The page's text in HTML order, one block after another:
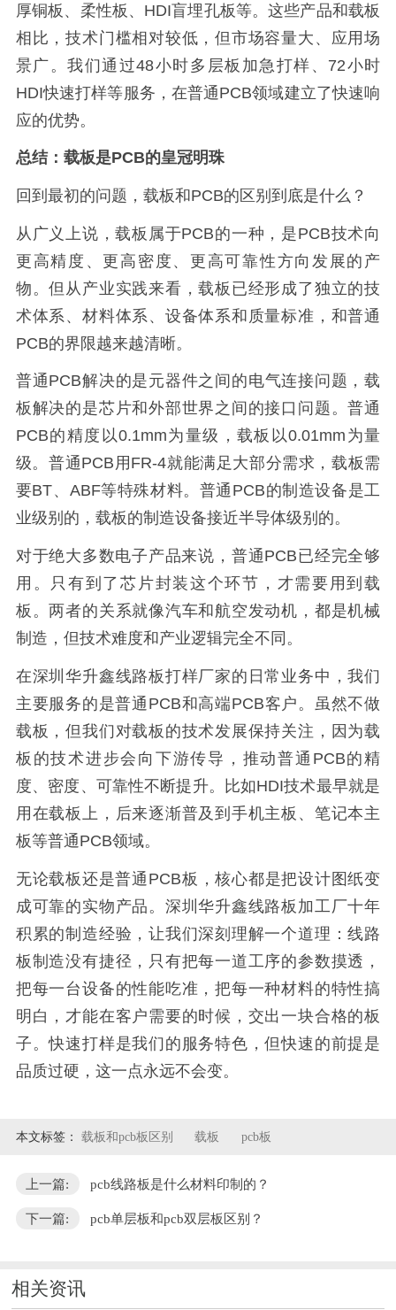
厚铜板、柔性板、HDI盲埋孔板等。这些产品和载板
相比，技术门槛相对较低，但市场容量大、应用场
景广。我们通过48小时多层板加急打样、72小时
HDI快速打样等服务，在普通PCB领域建立了快速响
应的优势。
总结：载板是PCB的皇冠明珠
回到最初的问题，载板和PCB的区别到底是什么？
从广义上说，载板属于PCB的一种，是PCB技术向
更高精度、更高密度、更高可靠性方向发展的产
物。但从产业实践来看，载板已经形成了独立的技
术体系、材料体系、设备体系和质量标准，和普通
PCB的界限越来越清晰。
普通PCB解决的是元器件之间的电气连接问题，载
板解决的是芯片和外部世界之间的接口问题。普通
PCB的精度以0.1mm为量级，载板以0.01mm为量
级。普通PCB用FR-4就能满足大部分需求，载板需
要BT、ABF等特殊材料。普通PCB的制造设备是工
业级别的，载板的制造设备接近半导体级别的。
对于绝大多数电子产品来说，普通PCB已经完全够
用。只有到了芯片封装这个环节，才需要用到载
板。两者的关系就像汽车和航空发动机，都是机械
制造，但技术难度和产业逻辑完全不同。
在深圳华升鑫线路板打样厂家的日常业务中，我们
主要服务的是普通PCB和高端PCB客户。虽然不做
载板，但我们对载板的技术发展保持关注，因为载
板的技术进步会向下游传导，推动普通PCB的精
度、密度、可靠性不断提升。比如HDI技术最早就是
用在载板上，后来逐渐普及到手机主板、笔记本主
板等普通PCB领域。
无论载板还是普通PCB板，核心都是把设计图纸变
成可靠的实物产品。深圳华升鑫线路板加工厂十年
积累的制造经验，让我们深刻理解一个道理：线路
板制造没有捷径，只有把每一道工序的参数摸透，
把每一台设备的性能吃准，把每一种材料的特性搞
明白，才能在客户需要的时候，交出一块合格的板
子。快速打样是我们的服务特色，但快速的前提是
品质过硬，这一点永远不会变。
本文标签： 载板和pcb板区别 载板 pcb板
上一篇: pcb线路板是什么材料印制的？
下一篇: pcb单层板和pcb双层板区别？
相关资讯